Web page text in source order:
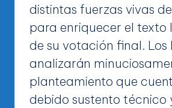
distintas fuerzas vivas
para enriquecer el texto
de su votación final. Los
analizarán
planteamiento que
debido sustento técnico